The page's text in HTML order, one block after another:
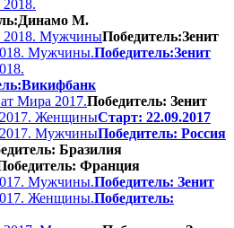
М.
2018. МужчиныПобедитель:Зенит
Мужчины.Победитель:Зенит
Мира 2017.Победитель: Зенит
ЖенщиныСтарт: 22.09.2017
МужчиныПобедитель: Россия
Бразилия
Франция
Мужчины.Победитель: Зенит
Женщины.Победитель: